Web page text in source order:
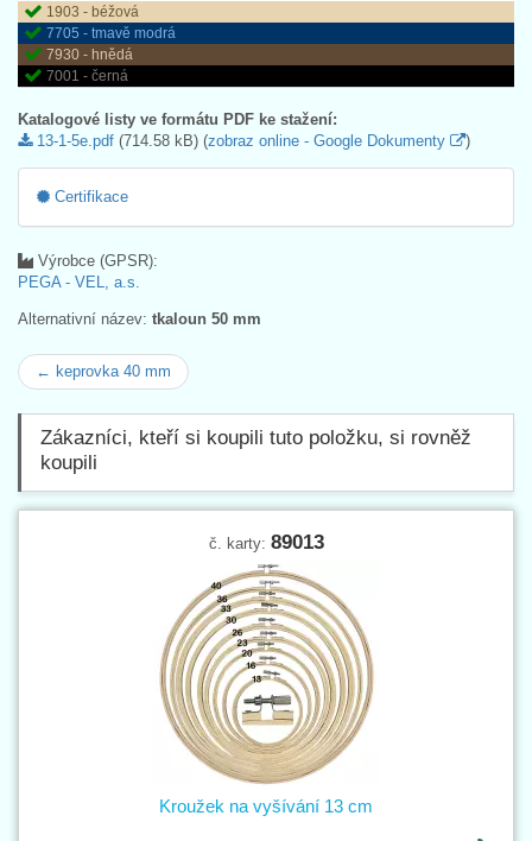
1903 - béžová
7705 - tmavě modrá
7930 - hnědá
7001 - černá
Katalogové listy ve formátu PDF ke stažení:
13-1-5e.pdf (714.58 kB) (zobraz online - Google Dokumenty )
Certifikace
Výrobce (GPSR):
PEGA - VEL, a.s.
Alternativní název: tkaloun 50 mm
← keprovka 40 mm
Zákazníci, kteří si koupili tuto položku, si rovněž
koupili
č. karty: 89013
Kroužek na vyšívání 13 cm